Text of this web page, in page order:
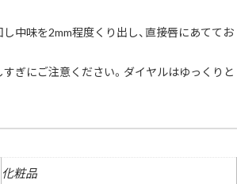
中味を2mm程度くり出し、直接唇にあててお
ぎにご注意ください。ダイヤルはゆっくりと
化粧品